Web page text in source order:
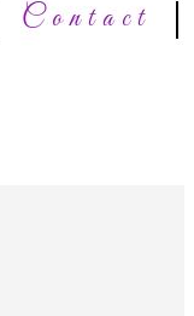
Contact